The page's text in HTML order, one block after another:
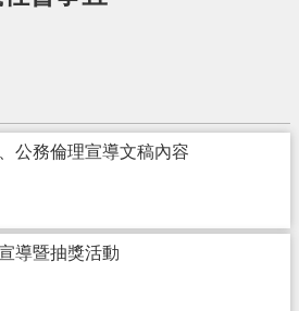
公務倫理宣導文稿內容
導暨抽獎活動